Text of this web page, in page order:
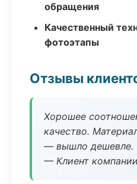
обращения
Качественный
фотоэтапы
Отзывы
Хорошее
качество.
— вышло дешевле.
— Клиент компании